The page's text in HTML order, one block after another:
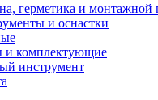
герметика и монтажной
и оснастки
и комплектующие
инструмент